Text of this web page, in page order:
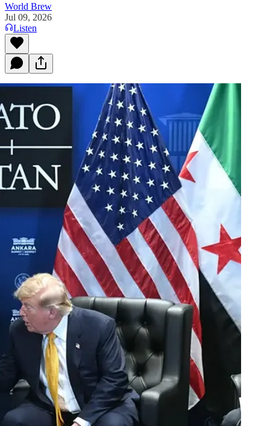
World Brew
Jul 09, 2026
Listen